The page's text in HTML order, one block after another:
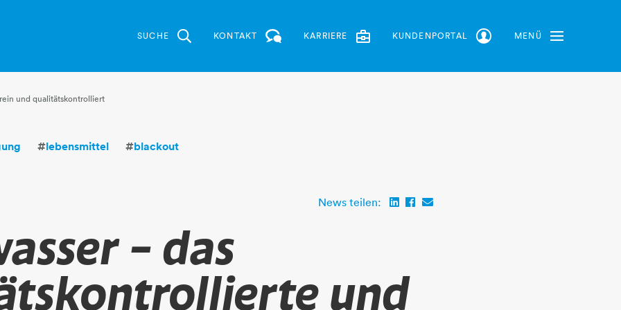
SUCHE KONTAKT KARRIERE KUNDENPORTAL MENÜ
Toggle Navbar
und qualitätskontrolliert
#lebensmittel #blackout
News teilen:
– das
und